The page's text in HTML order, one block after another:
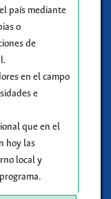
país mediante
o
de
en el campo
e
que en el
hoy las
local y